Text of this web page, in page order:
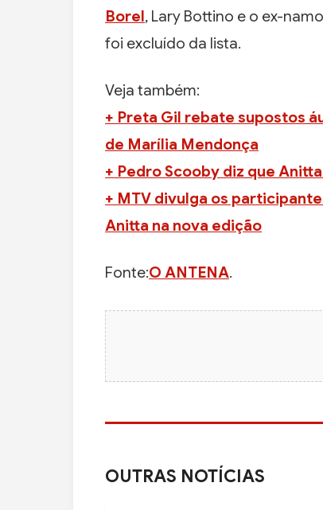
Borel, Lary Bottino e o ex-
foi excluído da lista.
Veja também:
+ Preta Gil rebate supostos
de Marília Mendonça
+ Pedro Scooby diz que
+ MTV divulga os
Anitta na nova edição
Fonte:O ANTENA.
OUTRAS NOTÍCIAS